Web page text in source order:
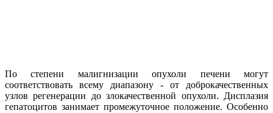
По степени малигнизации опухоли печени могут
соответствовать всему диапазону - от доброкачественных
узлов регенерации до злокачественной опухоли. Дисплазия
гепатоцитов занимает промежуточное положение. Особенно